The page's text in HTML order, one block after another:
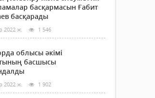
басқармасын Ғабит
басқарады
2022 ж. 1 546
облысы әкімі
басшысы
2022 ж. 1 902